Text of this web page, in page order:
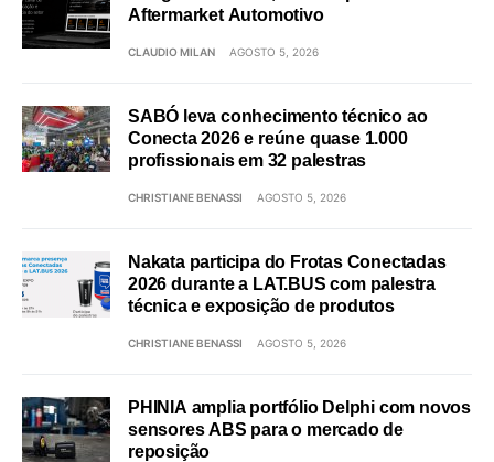
Aftermarket Automotivo
CLAUDIO MILAN AGOSTO 5, 2026
SABÓ leva conhecimento técnico ao
Conecta 2026 e reúne quase 1.000
profissionais em 32 palestras
CHRISTIANE BENASSI AGOSTO 5, 2026
Nakata participa do Frotas Conectadas
2026 durante a LAT.BUS com palestra
técnica e exposição de produtos
CHRISTIANE BENASSI AGOSTO 5, 2026
PHINIA amplia portfólio Delphi com novos
sensores ABS para o mercado de
reposição